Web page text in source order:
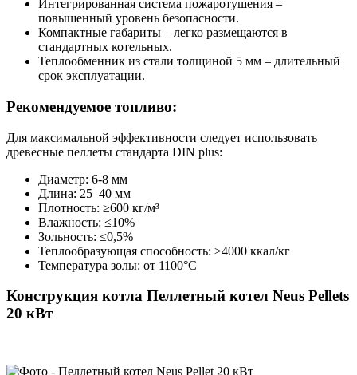
Интегрированная система пожаротушения –
повышенный уровень безопасности.
Компактные габариты – легко размещаются в
стандартных котельных.
Теплообменник из стали толщиной 5 мм – длительный
срок эксплуатации.
Рекомендуемое топливо:
Для максимальной эффективности следует использовать
древесные пеллеты стандарта DIN plus:
Диаметр: 6-8 мм
Длина: 25–40 мм
Плотность: ≥600 кг/м³
Влажность: ≤10%
Зольность: ≤0,5%
Теплообразующая способность: ≥4000 ккал/кг
Температура золы: от 1100°C
Конструкция котла Пеллетный котел Neus Pellets
20 кВт